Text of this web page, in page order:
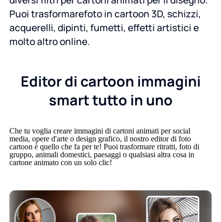
Puoi trasformarefoto in cartoon 3D, schizzi,
acquerelli, dipinti, fumetti, effetti artistici e
molto altro online.
Editor di cartoon immagini
smart tutto in uno
Che tu voglia creare immagini di cartoni animati per social
media, opere d'arte o design grafico, il nostro editor di foto
cartoon è quello che fa per te! Puoi trasformare ritratti, foto di
gruppo, animali domestici, paesaggi o qualsiasi altra cosa in
cartone animato con un solo clic!